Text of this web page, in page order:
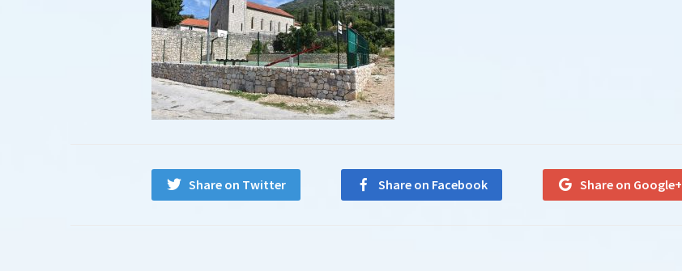
Share on Twitter Share on Facebook Share on Google+